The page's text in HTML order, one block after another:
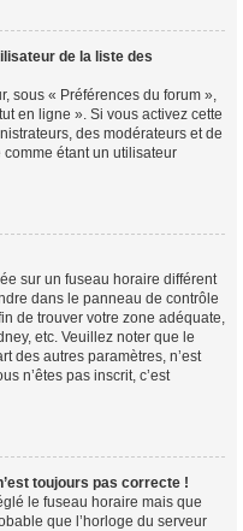
de la liste des
sous « Préférences du forum »,
en ligne ». Si vous activez cette
des modérateurs et de
étant un utilisateur
sur un fuseau horaire différent
dans le panneau de contrôle
de trouver votre zone adéquate,
etc. Veuillez noter que le
des autres paramètres, n’est
n’êtes pas inscrit, c’est
toujours pas correcte !
le fuseau horaire mais que
que l’horloge du serveur